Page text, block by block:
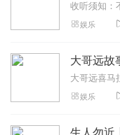
翎儿235957612
彩，剧情紧凑抓
2026-02-07
娱乐
大哥远故
娱乐